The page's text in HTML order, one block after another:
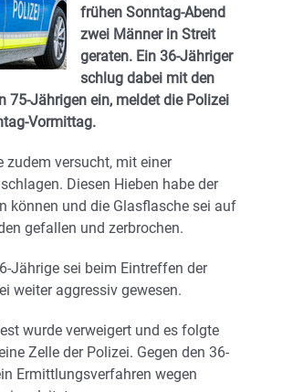
frühen Sonntag-Abend
zwei Männer in Streit
geraten. Ein 36-Jähriger
schlug dabei mit den
75-Jährigen ein, meldet die Polizei
Vormittag.
zudem versucht, mit einer
Diesen Hieben habe der
können und die Glasflasche sei auf
gefallen und zerbrochen.
Jährige sei beim Eintreffen der
weiter aggressiv gewesen.
wurde verweigert und es folgte
Zelle der Polizei. Gegen den 36-
Ermittlungsverfahren wegen